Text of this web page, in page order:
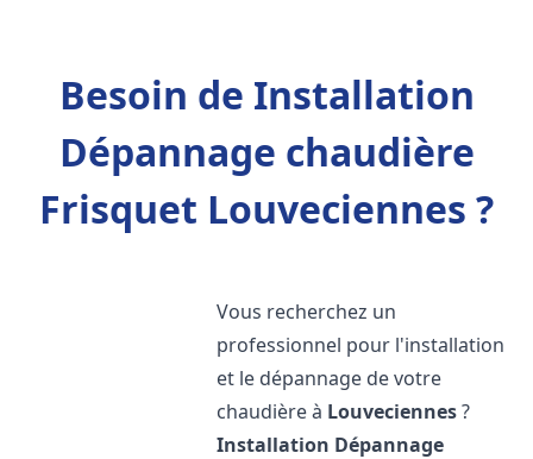
Besoin de Installation
Dépannage chaudière
Frisquet Louveciennes ?
Vous recherchez un
professionnel pour l'installation
et le dépannage de votre
chaudière à Louveciennes?
Installation Dépannage